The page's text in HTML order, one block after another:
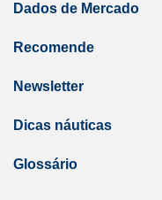
Dados de Mercado
Recomende
Newsletter
Dicas náuticas
Glossário